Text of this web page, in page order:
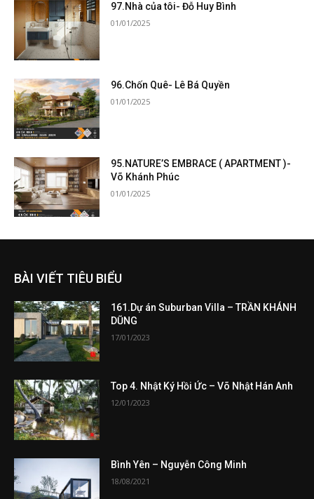
97.Nhà của tôi- Đỗ Huy Bình
01/01/2025
96.Chốn Quê- Lê Bá Quyền
01/01/2025
95.NATURE’S EMBRACE ( APARTMENT )-
Võ Khánh Phúc
01/01/2025
BÀI VIẾT TIÊU BIỂU
161.Dự án Suburban Villa – TRẦN KHÁNH
DŨNG
17/01/2023
Top 4. Nhật Ký Hồi Ức – Võ Nhật Hán Anh
12/01/2023
Bình Yên – Nguyễn Công Minh
18/08/2021